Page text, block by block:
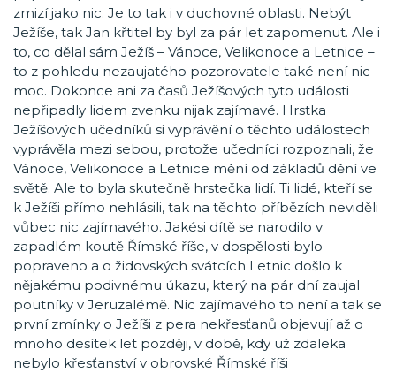
zmizí jako nic. Je to tak i v duchovné oblasti. Nebýt
Ježíše, tak Jan křtitel by byl za pár let zapomenut. Ale i
to, co dělal sám Ježíš – Vánoce, Velikonoce a Letnice –
to z pohledu nezaujatého pozorovatele také není nic
moc. Dokonce ani za časů Ježíšových tyto události
nepřipadly lidem zvenku nijak zajímavé. Hrstka
Ježíšových učedníků si vyprávění o těchto událostech
vyprávěla mezi sebou, protože učedníci rozpoznali, že
Vánoce, Velikonoce a Letnice mění od základů dění ve
světě. Ale to byla skutečně hrstečka lidí. Ti lidé, kteří se
k Ježíši přímo nehlásili, tak na těchto příbězích neviděli
vůbec nic zajímavého. Jakési dítě se narodilo v
zapadlém koutě Římské říše, v dospělosti bylo
popraveno a o židovských svátcích Letnic došlo k
nějakému podivnému úkazu, který na pár dní zaujal
poutníky v Jeruzalémě. Nic zajímavého to není a tak se
první zmínky o Ježíši z pera nekřesťanů objevují až o
mnoho desítek let později, v době, kdy už zdaleka
nebylo křesťanství v obrovské Římské říši